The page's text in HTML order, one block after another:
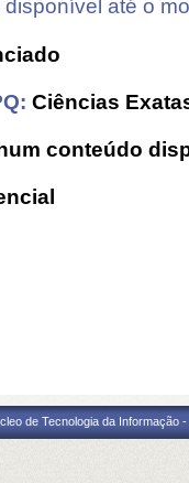
até o
Ciências
conteúdo
de Tecnologia da